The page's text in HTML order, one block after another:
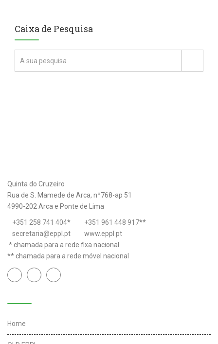
Caixa de Pesquisa
Quinta do Cruzeiro
Rua de S. Mamede de Arca, nº768-ap 51
4990-202 Arca e Ponte de Lima
+351 258 741 404* +351 961 448 917**
secretaria@eppl.pt
www.eppl.pt
* chamada para a rede fixa nacional
** chamada para a rede móvel nacional
Home